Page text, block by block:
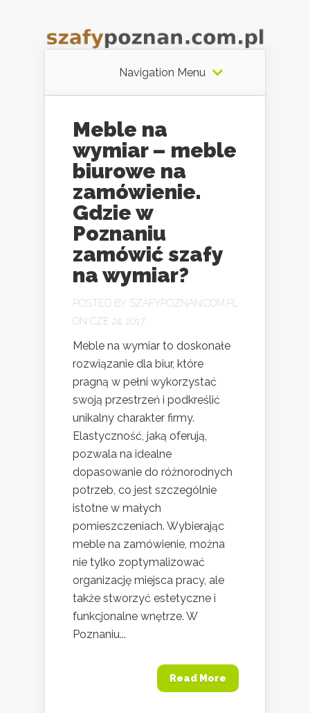
Navigation Menu
Meble na
wymiar – meble
biurowe na
zamówienie.
Gdzie w
Poznaniu
zamówić szafy
na wymiar?
POSTED BY SZAFYPOZNAN.COM.PL
ON CZE 24, 2017
Meble na wymiar to doskonałe
rozwiązanie dla biur, które
pragną w pełni wykorzystać
swoją przestrzeń i podkreślić
unikalny charakter firmy.
Elastyczność, jaką oferują,
pozwala na idealne
dopasowanie do różnorodnych
potrzeb, co jest szczególnie
istotne w małych
pomieszczeniach. Wybierając
meble na zamówienie, można
nie tylko zoptymalizować
organizację miejsca pracy, ale
także stworzyć estetyczne i
funkcjonalne wnętrze. W
Poznaniu...
Read More